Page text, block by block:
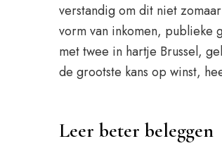
verstandig om dit niet
vorm van inkomen, publieke
met twee in hartje Brussel,
de grootste kans op winst,
Leer beter beleggen